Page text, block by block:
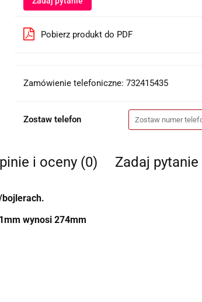
Pobierz produkt do PDF
Zamówienie telefoniczne: 732415435
Zostaw telefon
i oceny (0) Zadaj pytanie
wynosi 274mm